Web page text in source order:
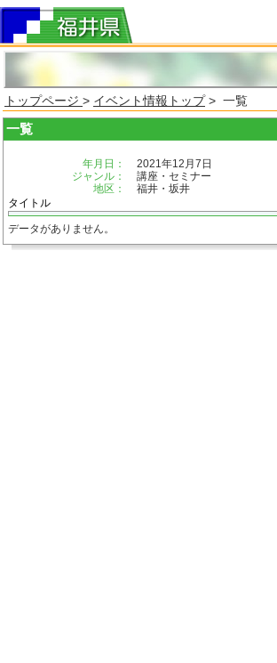
トップページ > イベント情報トップ> 一覧
一覧
年月日：
2021年12月7日
ジャンル：
講座・セミナー
地区：
福井・坂井
タイトル
データがありません。